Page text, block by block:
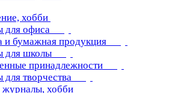
хобби
для офиса
и бумажная продукция
для школы
принадлежности
для творчества
журналы, хобби